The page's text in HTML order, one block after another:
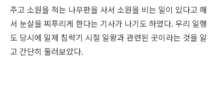
주고 소원을 적는 나무판을 사서 소원을 비는 일이 있다고 해
서 눈살을 찌푸리게 한다는 기사가 나기도 하였다. 우리 일행
도 당시에 일제 침략기 시절 일왕과 관련된 곳이라는 것을 알
고 간단히 둘러보았다.